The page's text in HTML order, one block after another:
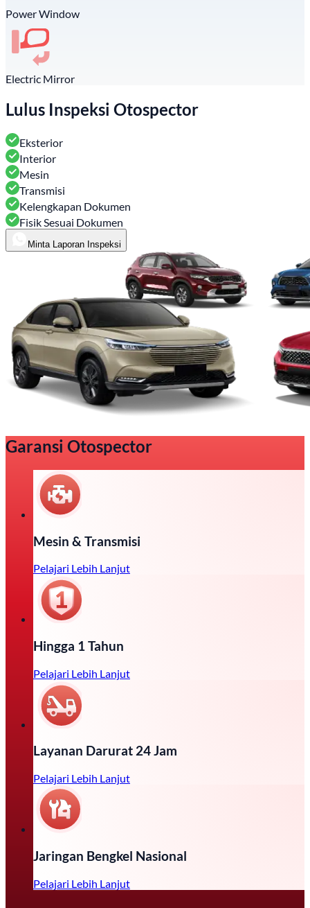
Power Window
Electric Mirror
Lulus Inspeksi Otospector
Eksterior
Interior
Mesin
Transmisi
Kelengkapan Dokumen
Fisik Sesuai Dokumen
Minta Laporan Inspeksi
Garansi Otospector
Mesin & Transmisi
Pelajari Lebih Lanjut
Hingga 1 Tahun
Pelajari Lebih Lanjut
Layanan Darurat 24 Jam
Pelajari Lebih Lanjut
Jaringan Bengkel Nasional
Pelajari Lebih Lanjut